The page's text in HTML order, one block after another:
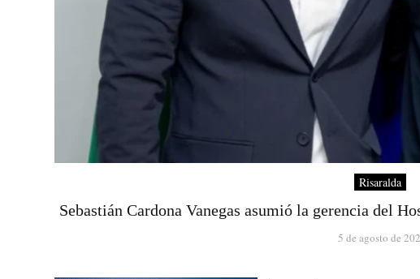
Risaralda
Sebastián Cardona Vanegas asumió la gerencia del
5 de agosto de